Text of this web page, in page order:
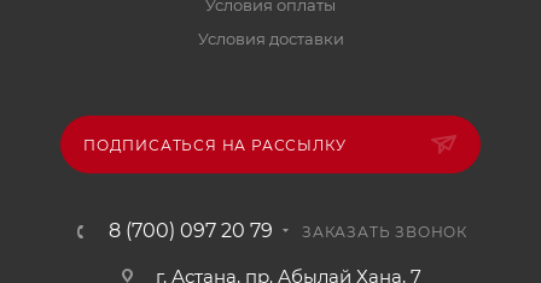
Условия оплаты
Условия доставки
ПОДПИСАТЬСЯ НА РАССЫЛКУ
8 (700) 097 20 79 ЗАКАЗАТЬ ЗВОНОК
г. Астана, пр. Абылай Хана, 7